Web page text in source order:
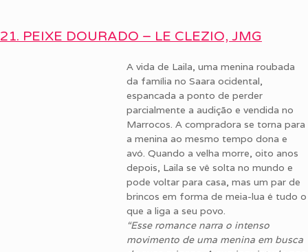
21. PEIXE DOURADO – LE CLEZIO, JMG
A vida de Laila, uma menina roubada
da família no Saara ocidental,
espancada a ponto de perder
parcialmente a audição e vendida no
Marrocos. A compradora se torna para
a menina ao mesmo tempo dona e
avó. Quando a velha morre, oito anos
depois, Laila se vê solta no mundo e
pode voltar para casa, mas um par de
brincos em forma de meia-lua é tudo o
que a liga a seu povo.
“Esse romance narra o intenso
movimento de uma menina em busca